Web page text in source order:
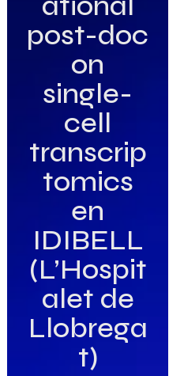
post-doc
on
single-
cell
transcrip
tomics
en
IDIBELL
(L’Hospit
alet de
Llobrega
t)